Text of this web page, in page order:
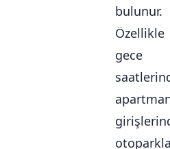
bulunur.
Özellikle
gece